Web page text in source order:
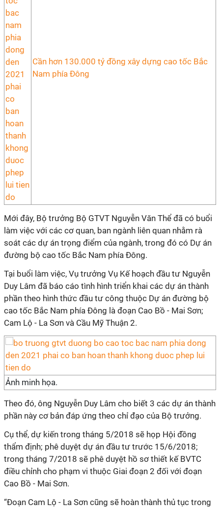
Cần hơn 130.000 tỷ đồng xây dựng cao tốc Bắc
Nam phía Đông
Mới đây, Bộ trưởng Bộ GTVT Nguyễn Văn Thể đã có buổi
làm việc với các cơ quan, ban ngành liên quan nhằm rà
soát các dự án trọng điểm của ngành, trong đó có Dự án
đường bộ cao tốc Bắc Nam phía Đông.
Tại buổi làm việc, Vụ trưởng Vụ Kế hoạch đầu tư Nguyễn
Duy Lâm đã báo cáo tình hình triển khai các dự án thành
phần theo hình thức đầu tư công thuộc Dự án đường bộ
cao tốc Bắc Nam phía Đông là đoạn Cao Bồ - Mai Sơn;
Cam Lộ - La Sơn và Cầu Mỹ Thuận 2.
Ảnh minh họa.
Theo đó, ông Nguyễn Duy Lâm cho biết 3 các dự án thành
phần này cơ bản đáp ứng theo chỉ đạo của Bộ trưởng.
Cụ thể, dự kiến trong tháng 5/2018 sẽ họp Hội đồng
thẩm định; phê duyệt dự án đầu tư trước 15/6/2018;
trong tháng 7/2018 sẽ phê duyệt hồ sơ thiết kế BVTC
điều chỉnh cho phạm vi thuộc Giai đoạn 2 đối với đoạn
Cao Bồ - Mai Sơn.
“Đoạn Cam Lộ - La Sơn cũng sẽ hoàn thành thủ tục trong